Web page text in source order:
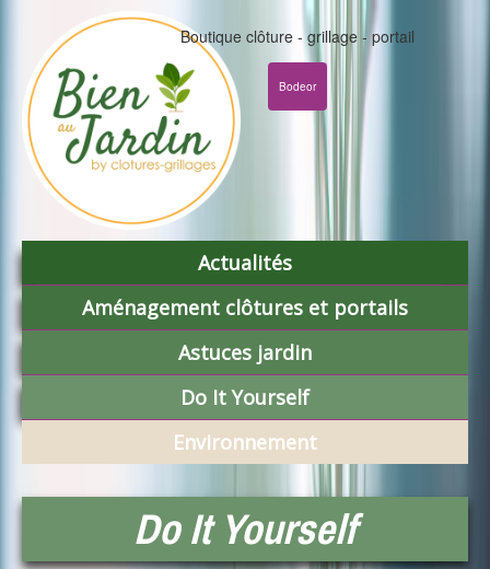
Boutique clôture - grillage - portail
Bodeor
Actualités
Aménagement clôtures et portails
Astuces jardin
Do It Yourself
Environnement
Do It Yourself